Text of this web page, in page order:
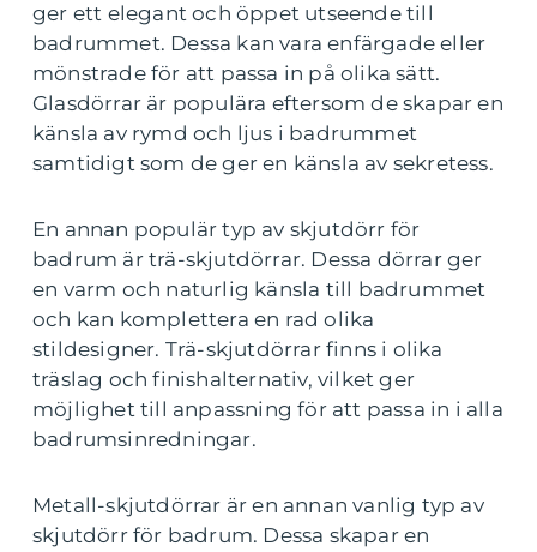
ger ett elegant och öppet utseende till
badrummet. Dessa kan vara enfärgade eller
mönstrade för att passa in på olika sätt.
Glasdörrar är populära eftersom de skapar en
känsla av rymd och ljus i badrummet
samtidigt som de ger en känsla av sekretess.
En annan populär typ av skjutdörr för
badrum är trä-skjutdörrar. Dessa dörrar ger
en varm och naturlig känsla till badrummet
och kan komplettera en rad olika
stildesigner. Trä-skjutdörrar finns i olika
träslag och finishalternativ, vilket ger
möjlighet till anpassning för att passa in i alla
badrumsinredningar.
Metall-skjutdörrar är en annan vanlig typ av
skjutdörr för badrum. Dessa skapar en